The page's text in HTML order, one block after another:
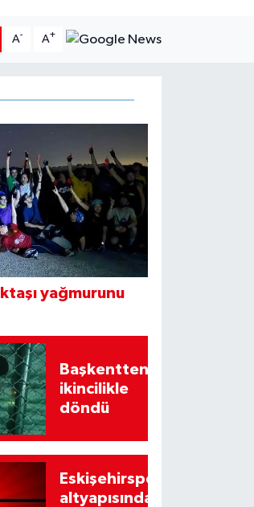
A- A+
yağmurunu
Başkentten
ikincilikle
döndü
Eskişehirspor
altyapısından